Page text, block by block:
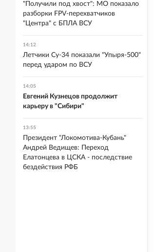
"Получили под хвост": МО показало
разборки FPV-перехватчиков
"Центра" с БПЛА ВСУ
14:12
Летчики Су-34 показали "Упыря-500"
перед ударом по ВСУ
14:05
Евгений Кузнецов продолжит
карьеру в "Сибири"
13:55
Президент "Локомотива-Кубань"
Андрей Ведищев: Переход
Елатонцева в ЦСКА - последствие
бездействия РФБ